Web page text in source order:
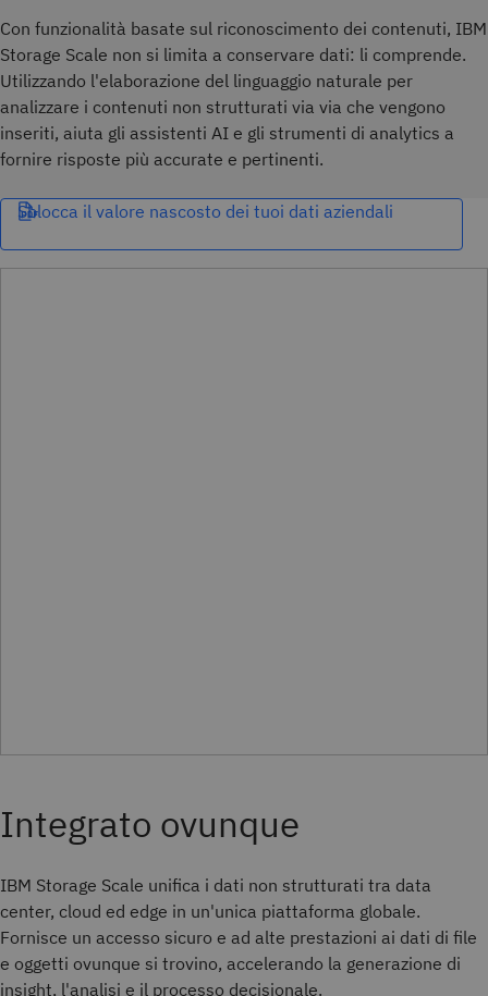
Con funzionalità basate sul riconoscimento dei contenuti, IBM
Storage Scale non si limita a conservare dati: li comprende.
Utilizzando l'elaborazione del linguaggio naturale per
analizzare i contenuti non strutturati via via che vengono
inseriti, aiuta gli assistenti AI e gli strumenti di analytics a
fornire risposte più accurate e pertinenti.
Sblocca il valore nascosto dei tuoi dati aziendali
IBM Storage Scale unifica i dati non strutturati tra data
center, cloud ed edge in un'unica piattaforma globale.
Fornisce un accesso sicuro e ad alte prestazioni ai dati di file
e oggetti ovunque si trovino, accelerando la generazione di
insight, l'analisi e il processo decisionale.